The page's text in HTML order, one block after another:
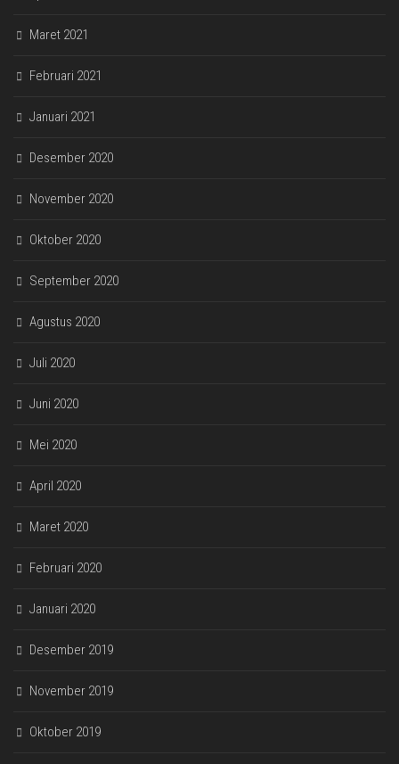
Maret 2021
Februari 2021
Januari 2021
Desember 2020
November 2020
Oktober 2020
September 2020
Agustus 2020
Juli 2020
Juni 2020
Mei 2020
April 2020
Maret 2020
Februari 2020
Januari 2020
Desember 2019
November 2019
Oktober 2019